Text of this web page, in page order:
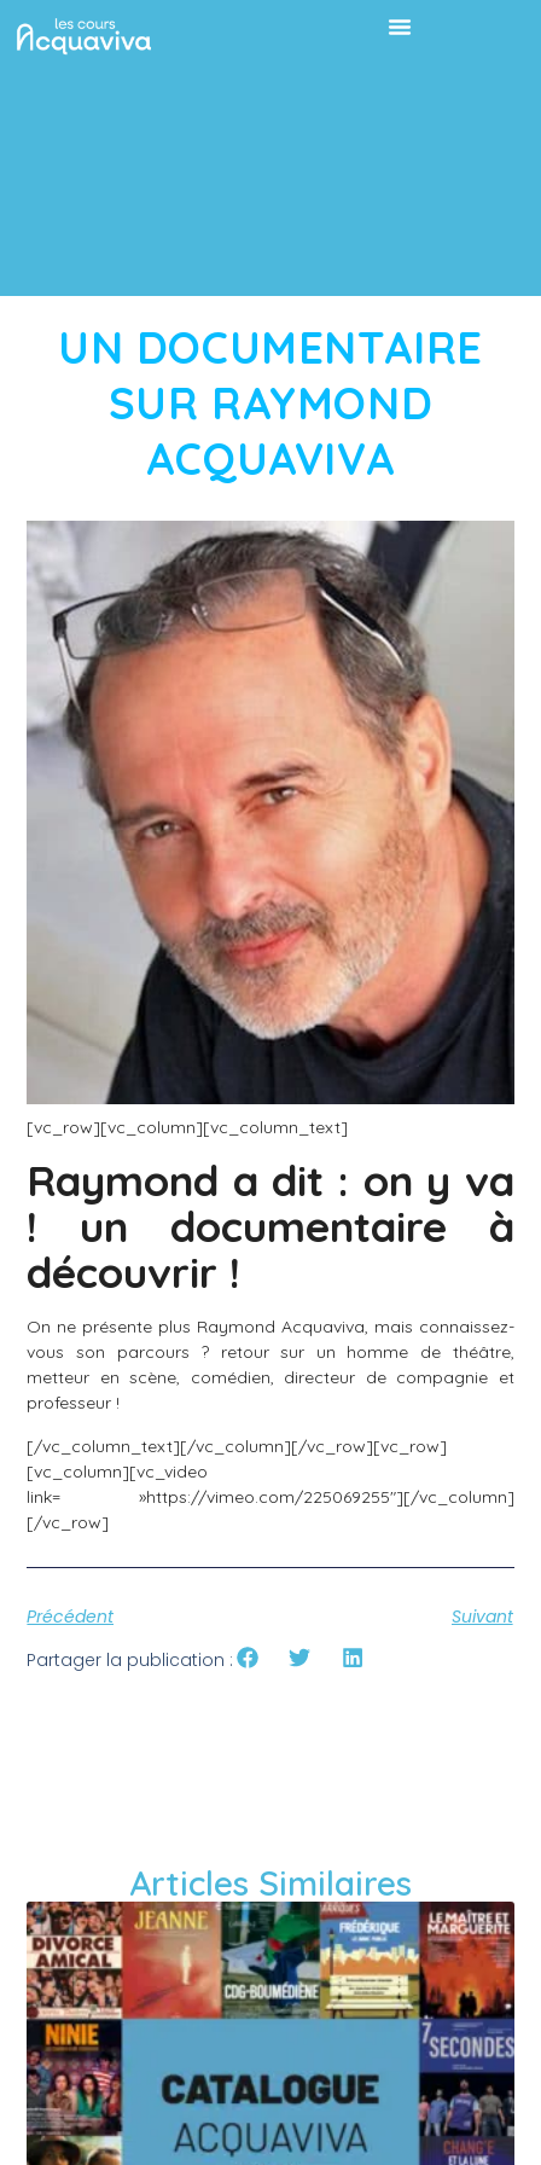
UN DOCUMENTAIRE
SUR RAYMOND
ACQUAVIVA
[vc_row][vc_column][vc_column_text]
Raymond a dit : on y va
! un documentaire à
découvrir !
On ne présente plus Raymond Acquaviva, mais connaissez-
vous son parcours ? retour sur un homme de théâtre,
metteur en scène, comédien, directeur de compagnie et
professeur !
[/vc_column_text][/vc_column][/vc_row][vc_row]
[vc_column][vc_video
link= »https://vimeo.com/225069255″][/vc_column]
[/vc_row]
Précédent
Suivant
Partager la publication :
Articles Similaires